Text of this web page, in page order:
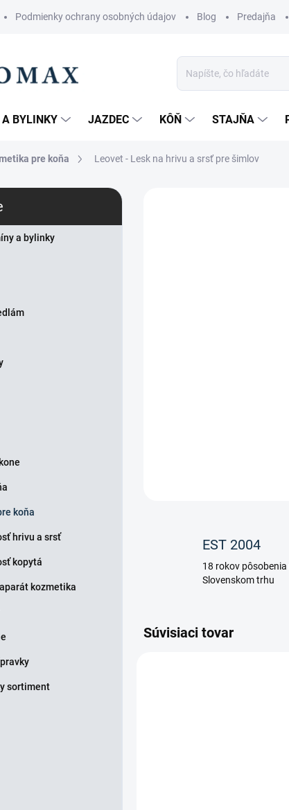
Podmienky ochrany osobných údajov Blog Predajňa
BYLINKY JAZDEC KÔŇ STAJŇA
pre koňa Leovet - Lesk na hrivu a srsť pre šimlov
a bylinky
koňa
hrivu a srsť
kopytá
kozmetika
sortiment
EST 2004
18 rokov pôsobenia
Slovenskom trhu
Súvisiaci tovar